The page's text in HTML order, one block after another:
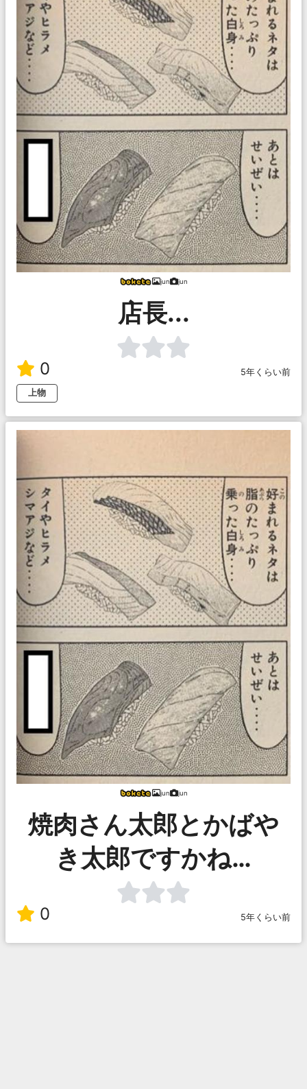
jun jun
店長...
0
5年くらい前
上物
jun jun
焼肉さん太郎とかばや
き太郎ですかね…
0 5年くらい前